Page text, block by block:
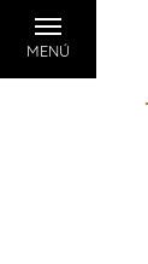
MENÚ